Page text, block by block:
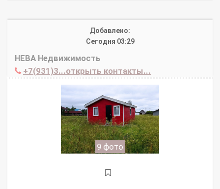
Добавлено:
Сегодня 03:29
НЕВА Недвижимость
+7(931)3...открыть контакты...
9 фото